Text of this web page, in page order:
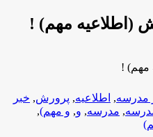
(اطلاعیه مهم) !
مهم) !
مدرسه, اطلاعیه, پرورش, خبر
, مدرسه, و, و مهم),